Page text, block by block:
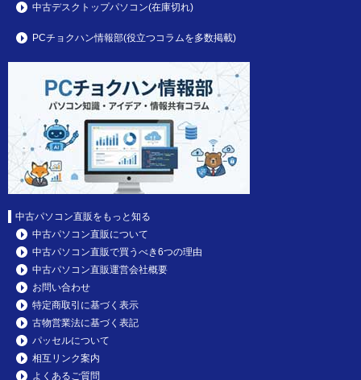
中古デスクトップパソコン(在庫切れ)
PCチョクハン情報部(役立つコラムを多数掲載)
中古パソコン直販をもっと知る
中古パソコン直販について
中古パソコン直販で買うべき6つの理由
中古パソコン直販運営会社概要
お問い合わせ
特定商取引に基づく表示
古物営業法に基づく表記
パッセルについて
相互リンク案内
よくあるご質問